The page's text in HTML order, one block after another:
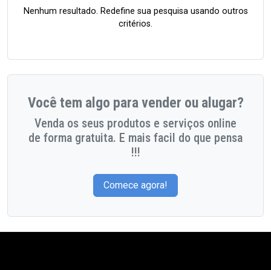
Nenhum resultado. Redefine sua pesquisa usando outros
critérios.
Você tem algo para vender ou alugar?
Venda os seus produtos e serviços online
de forma gratuita. E mais facil do que pensa
!!!
Comece agora!